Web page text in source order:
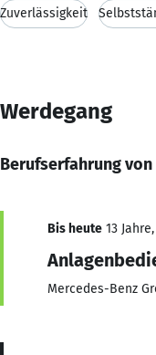
Zuverlässigkeit
Werdegang
Berufserfahrung von
Bis heute 13
Mercedes-Benz